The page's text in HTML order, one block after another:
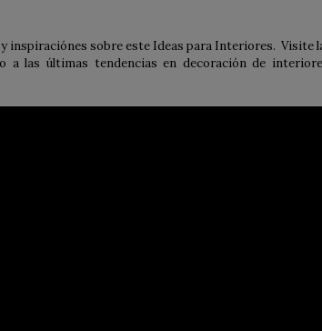
inspiraciónes sobre este Ideas para Interiores. Visite
a las últimas tendencias en decoración de